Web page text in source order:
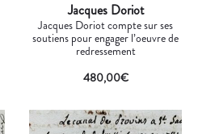
Jacques Doriot
Jacques Doriot compte sur ses
soutiens pour engager l’oeuvre de
redressement
480,00€